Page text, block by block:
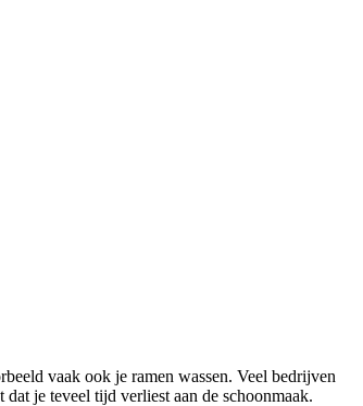
vaak ook je ramen wassen. Veel bedrijven
je teveel tijd verliest aan de schoonmaak.